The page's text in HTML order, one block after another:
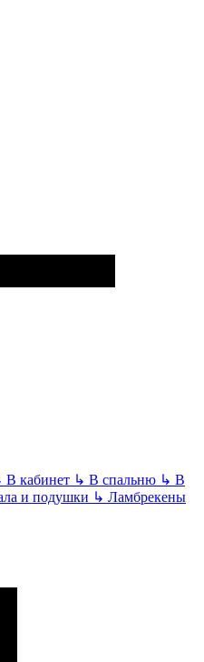
В кабинет ↳ В спальню ↳ В
и подушки ↳ Ламбрекены